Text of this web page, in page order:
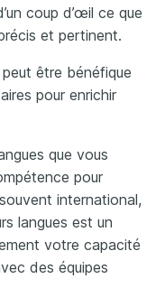
coup d’œil ce que
et pertinent.
être bénéfique
pour enrichir
que vous
pour
international,
langues est un
votre capacité
des équipes